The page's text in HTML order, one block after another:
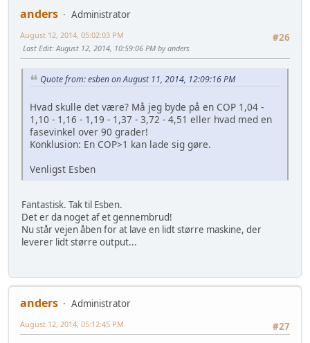
anders
Administrator
#26
August 12, 2014, 05:02:03 PM
Last Edit: August 12, 2014, 10:59:06 PM by anders
Quote from: esben on August 11, 2014, 12:09:16 PM
Hvad skulle det være? Må jeg byde på en COP 1,04 -
1,10 - 1,16 - 1,19 - 1,37 - 3,72 - 4,51 eller hvad med en
fasevinkel over 90 grader!
Konklusion: En COP>1 kan lade sig gøre.
Venligst Esben
Fantastisk. Tak til Esben.
Det er da noget af et gennembrud!
Nu står vejen åben for at lave en lidt større maskine, der
leverer lidt større output...
anders
Administrator
#27
August 12, 2014, 05:12:45 PM